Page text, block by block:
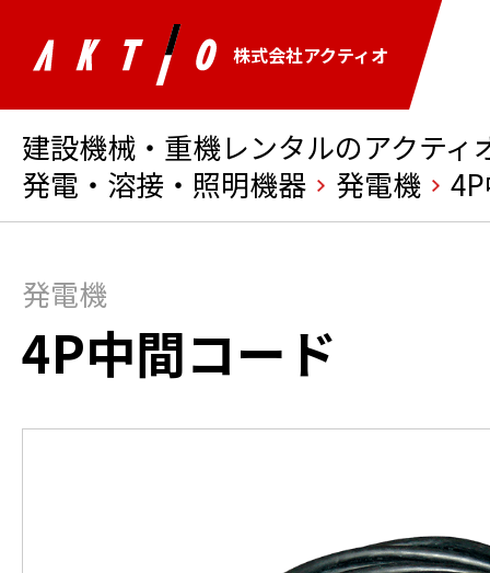
株式会社アクティオ
建設機械・重機レンタルのアクティ
発電・溶接・照明機器
発電機
発電機
4P中間コード